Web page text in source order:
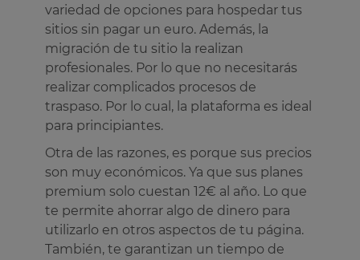
variedad de opciones para hospedar tus
sitios sin pagar un euro. Además, la
migración de tu sitio la realizan
profesionales. Por lo que no necesitarás
realizar complicados procesos de
traspaso. Por lo cual, la plataforma es ideal
para principiantes.
Otra de las razones, es porque sus precios
son muy económicos. Ya que sus planes
premium solo cuestan 12€ al año. Lo que
te permite ahorrar algo de dinero para
utilizarlo en otros aspectos de tu página.
También, te garantizan un tiempo de